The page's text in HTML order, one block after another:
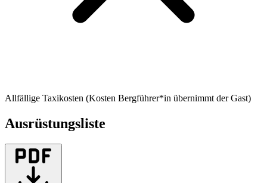
Allfällige Taxikosten (Kosten Bergführer*in übernimmt der Gast)
Ausrüstungsliste